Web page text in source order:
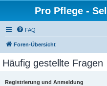
Pro Pflege -
FAQ
Foren-Übersicht
Häufig gestellte Fragen
Registrierung und Anmeldung